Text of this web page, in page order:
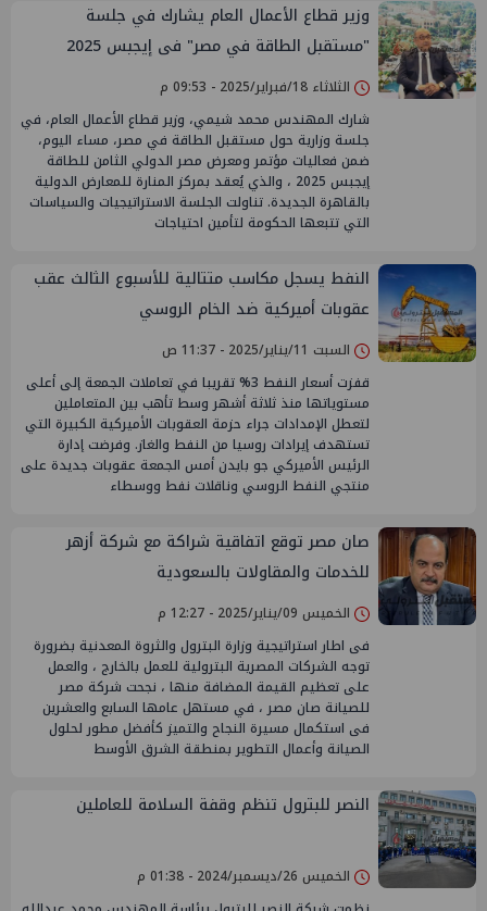
وزير قطاع الأعمال العام يشارك في جلسة
"مستقبل الطاقة في مصر" فى إيجبس 2025
الثلاثاء 18/فبراير/2025 - 09:53 م
شارك المهندس محمد شيمي، وزير قطاع الأعمال العام، في
جلسة وزارية حول مستقبل الطاقة في مصر، مساء اليوم،
ضمن فعاليات مؤتمر ومعرض مصر الدولي الثامن للطاقة
إيجبس 2025 ، والذي يُعقد بمركز المنارة للمعارض الدولية
بالقاهرة الجديدة. تناولت الجلسة الاستراتيجيات والسياسات
التي تتبعها الحكومة لتأمين احتياجات
النفط يسجل مكاسب متتالية للأسبوع الثالث عقب
عقوبات أميركية ضد الخام الروسي
السبت 11/يناير/2025 - 11:37 ص
قفزت أسعار النفط 3% تقريبا في تعاملات الجمعة إلى أعلى
مستوياتها منذ ثلاثة أشهر وسط تأهب بين المتعاملين
لتعطل الإمدادات جراء حزمة العقوبات الأميركية الكبيرة التي
تستهدف إيرادات روسيا من النفط والغاز. وفرضت إدارة
الرئيس الأميركي جو بايدن أمس الجمعة عقوبات جديدة على
منتجي النفط الروسي وناقلات نفط ووسطاء
صان مصر توقع اتفاقية شراكة مع شركة أزهر
للخدمات والمقاولات بالسعودية
الخميس 09/يناير/2025 - 12:27 م
فى اطار استراتيجية وزارة البترول والثروة المعدنية بضرورة
توجه الشركات المصرية البترولية للعمل بالخارج ، والعمل
على تعظيم القيمة المضافة منها ، نجحت شركة مصر
للصيانة صان مصر ، في مستهل عامها السابع والعشرين
فى استكمال مسيرة النجاح والتميز كأفضل مطور لحلول
الصيانة وأعمال التطوير بمنطقة الشرق الأوسط
النصر للبترول تنظم وقفة السلامة للعاملين
الخميس 26/ديسمبر/2024 - 01:38 م